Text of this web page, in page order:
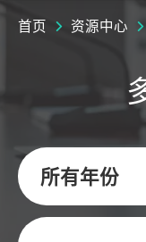
首页 资源中心
所有年份
关键字